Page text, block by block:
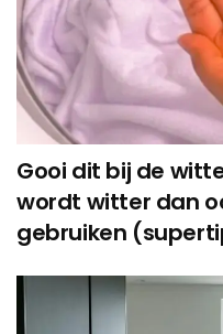
Gooi dit bij de
wordt witter dan
gebruiken